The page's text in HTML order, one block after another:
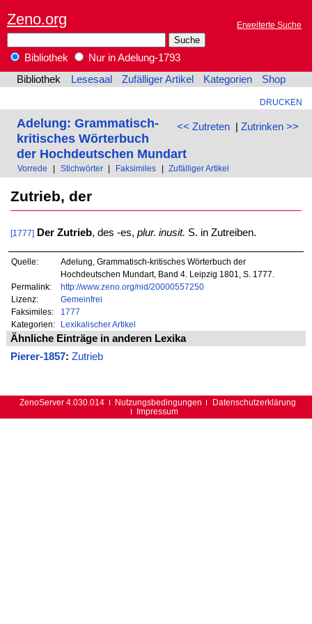
Zeno.org Erweiterte Suche
Bibliothek
Nur in Adelung-1793
Bibliothek
Lesesaal Zufälliger Artikel Kategorien Shop
DRUCKEN
<< Zutreten| Zutrinken >>
Adelung: Grammatisch-
kritisches Wörterbuch
der Hochdeutschen Mundart
Vorrede Stichwörter Faksimiles Zufälliger Artikel
Zutrieb, der
[1777] Der Zutrieb, des -es, plur. inusit. S. in Zutreiben.
Quelle:
Adelung, Grammatisch-kritisches Wörterbuch der
Hochdeutschen Mundart, Band 4. Leipzig 1801, S. 1777.
Permalink:
http://www.zeno.org/nid/20000557250
Lizenz:
Gemeinfrei
Faksimiles:
1777
Kategorien:
Lexikalischer Artikel
Ähnliche Einträge in anderen Lexika
Pierer-1857: Zutrieb
ZenoServer 4.030.014 Nutzungsbedingungen
Datenschutzerklärung
Impressum